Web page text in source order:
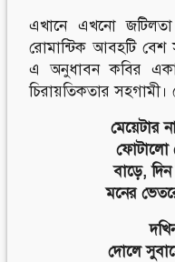
এখানে এখনো জটিলতা
রোমান্টিক আবহটি বেশ
এ অনুধাবন কবির
চিরায়তিকতার সহগামী।
মেয়েটার
ফোটালো
বাড়ে,
মনের
দোলে